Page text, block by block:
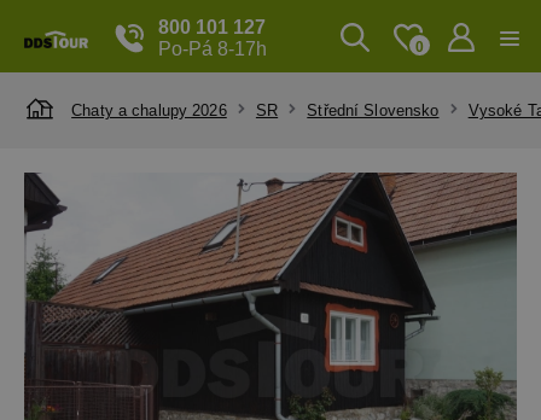
800 101 127
Po-Pá 8-17h
0
Chaty a chalupy 2026 SR Střední Slovensko Vysoké